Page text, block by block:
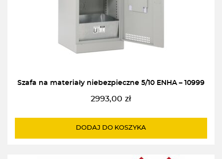
Szafa na materiały niebezpieczne 5/10 ENHA – 10999
2993,00 zł
DODAJ DO KOSZYKA